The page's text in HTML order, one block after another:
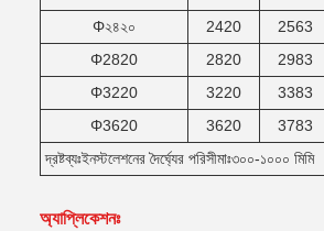
Φ২৪২০
2420 2563
Φ2820
2820 2983
Φ3220
3220 3383
Φ3620
3620 3783
দ্রষ্টব্যঃইনস্টলেশনের দৈর্ঘ্যের পরিসীমাঃ৩০০-১০০০ মিমি
অ্যাপ্লিকেশনঃ